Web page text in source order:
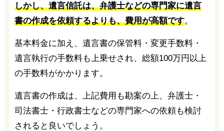
しかし、遺言信託は、弁護士などの専門家に遺言
書の作成を依頼するよりも、費用が高額です。
基本料金に加え、遺言書の保管料・変更手数料・
遺言執行の手数料も上乗せされ、総額100万円以上
の手数料がかかります。
遺言書の作成は、上記費用も勘案の上、弁護士・
司法書士・行政書士などの専門家への依頼も検討
されると良いでしょう。